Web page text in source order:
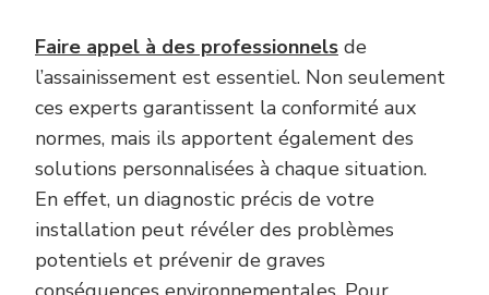
Faire appel à des professionnels de
l’assainissement est essentiel. Non seulement
ces experts garantissent la conformité aux
normes, mais ils apportent également des
solutions personnalisées à chaque situation.
En effet, un diagnostic précis de votre
installation peut révéler des problèmes
potentiels et prévenir de graves